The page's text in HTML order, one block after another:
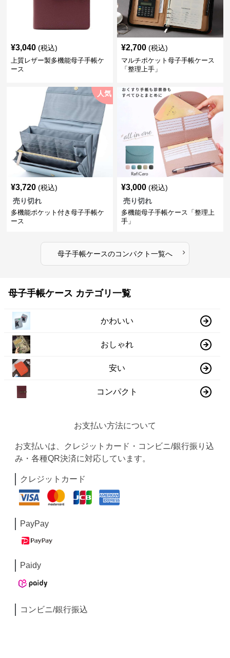
¥3,040 (税込)
上質レザー製多機能母子手帳ケ
ース
¥2,700 (税込)
マルチポケット母子手帳ケース
「整理上手」
人気
¥3,720 (税込)
売り切れ
多機能ポケット付き母子手帳ケ
ース
¥3,000 (税込)
売り切れ
多機能母子手帳ケース「整理上
手」
母子手帳ケースのコンパクト一覧へ ›
母子手帳ケース カテゴリ一覧
かわいい
おしゃれ
安い
コンパクト
お支払い方法について
お支払いは、クレジットカード・コンビニ/銀行振り込
み・各種QR決済に対応しています。
クレジットカード
PayPay
Paidy
コンビニ/銀行振込